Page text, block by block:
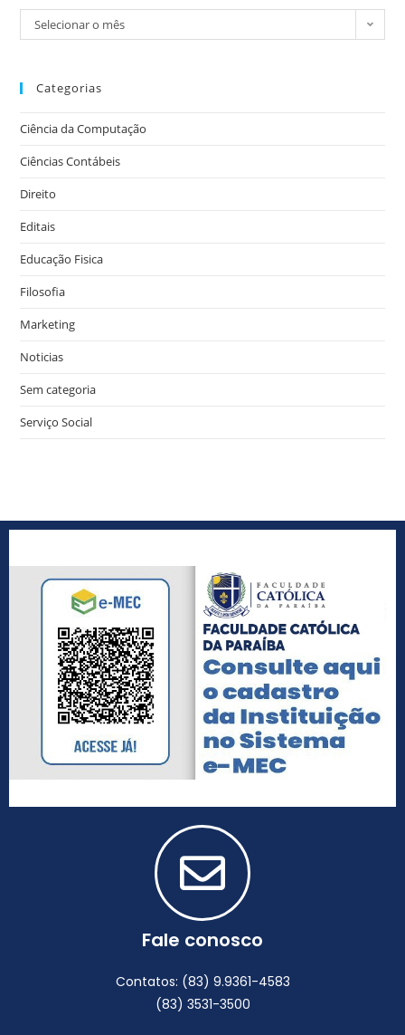
Selecionar o mês
Categorias
Ciência da Computação
Ciências Contábeis
Direito
Editais
Educação Fisica
Filosofia
Marketing
Noticias
Sem categoria
Serviço Social
Fale conosco
Contatos: (83) 9.9361-4583
(83) 3531-3500